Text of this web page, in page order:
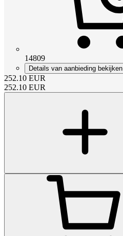
14809
Details van aanbieding bekijken
252.10 EUR
252.10 EUR